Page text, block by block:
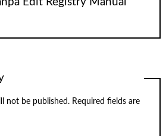
not be published. Required fields are